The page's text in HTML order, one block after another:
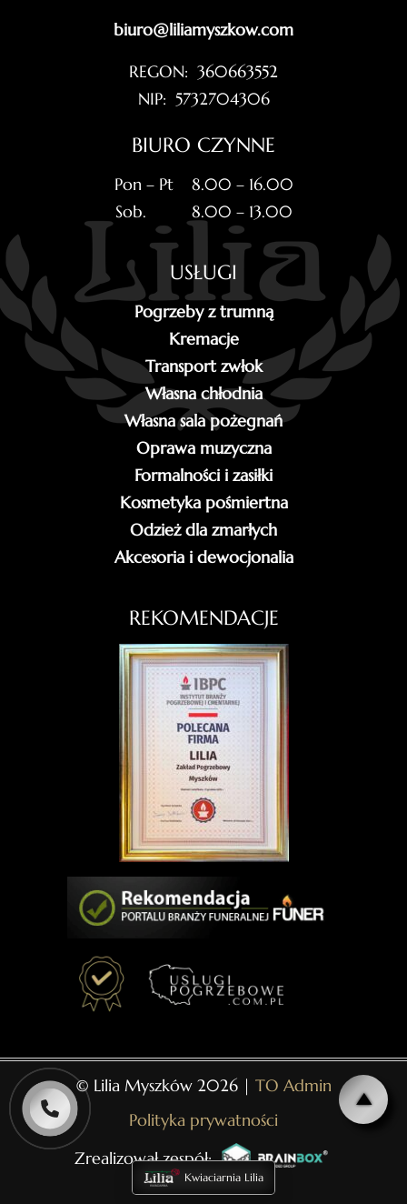
biuro@liliamyszkow.com
REGON: 360663552
NIP: 5732704306
BIURO CZYNNE
Pon – Pt 8.00 – 16.00
Sob. 8.00 – 13.00
USŁUGI
Pogrzeby z trumną
Kremacje
Transport zwłok
Własna chłodnia
Własna sala pożegnań
Oprawa muzyczna
Formalności i zasiłki
Kosmetyka pośmiertna
Odzież dla zmarłych
Akcesoria i dewocjonalia
REKOMENDACJE
© Lilia Myszków 2026 | TO Admin
Polityka prywatności
Zrealizował zespół:
Kwiaciarnia Lilia